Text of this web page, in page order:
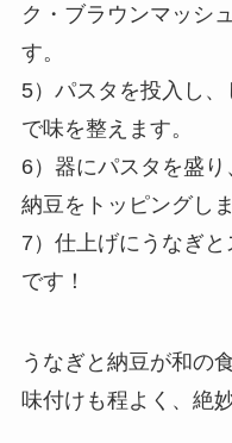
ク・ブラウンマッシ
す。
5）パスタを投入し
で味を整えます。
6）器にパスタを盛
納豆をトッピングしま
7）仕上げにうなぎ
です！
うなぎと納豆が和の
味付けも程よく、絶